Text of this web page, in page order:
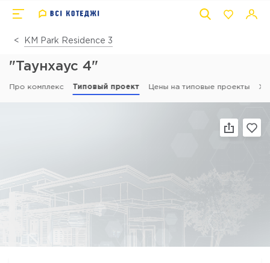
КМ Park Residence 3
"Таунхаус 4"
Про комплекс Типовый проект Цены на типовые проекты